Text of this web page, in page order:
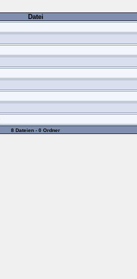
Datei
8 Dateien - 0 Ordner